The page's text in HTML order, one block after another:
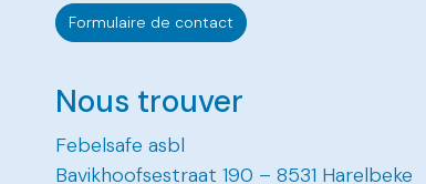
Formulaire de contact
Nous trouver
Febelsafe asbl
Bavikhoofsestraat 190 – 8531 Harelbeke